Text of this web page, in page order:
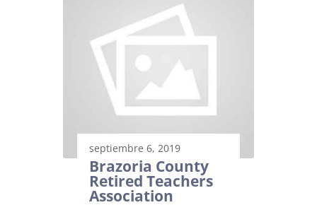
septiembre 6, 2019
Brazoria County
Retired Teachers
Association